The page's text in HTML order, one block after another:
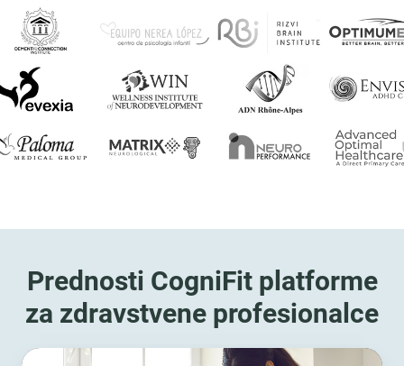
Prednosti CogniFit platforme
za zdravstvene profesionalce